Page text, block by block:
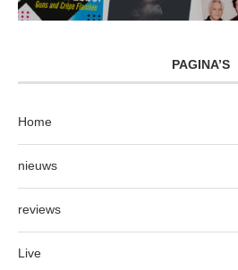
PAGINA’S
Home
nieuws
reviews
Live